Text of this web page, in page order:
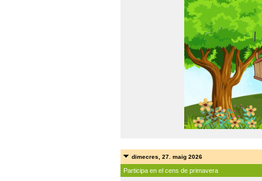
dimecres, 27. maig 2026
Participa en el cens de primavera